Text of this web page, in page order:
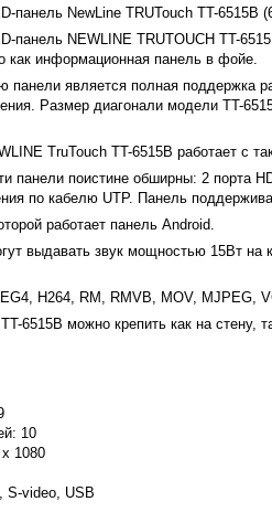
панель NewLine TRUTouch TT-
панель NEWLINE TRUTOUCH TT-
как информационная панель в фойе.
панели является полная поддержка
Размер диагонали модели TT-
TruTouch TT-6515B работает с
панели поистине обширны: 2 порта
по кабелю UTP. Панель
работает панель Android.
выдавать звук мощностью 15Вт
H264, RM, RMVB, MOV, MJPEG,
6515B можно крепить как на стену,
10
1080
S-video, USB